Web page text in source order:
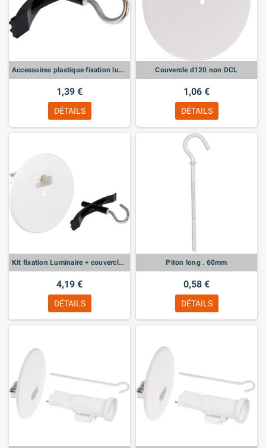
Accessoires plastique fixation luminaire
1,39 €
DÉTAILS
Couvercle d120 non DCL
1,06 €
DÉTAILS
Kit fixation Luminaire + couvercle DCL d 120
4,19 €
DÉTAILS
Piton long . 60mm
0,58 €
DÉTAILS